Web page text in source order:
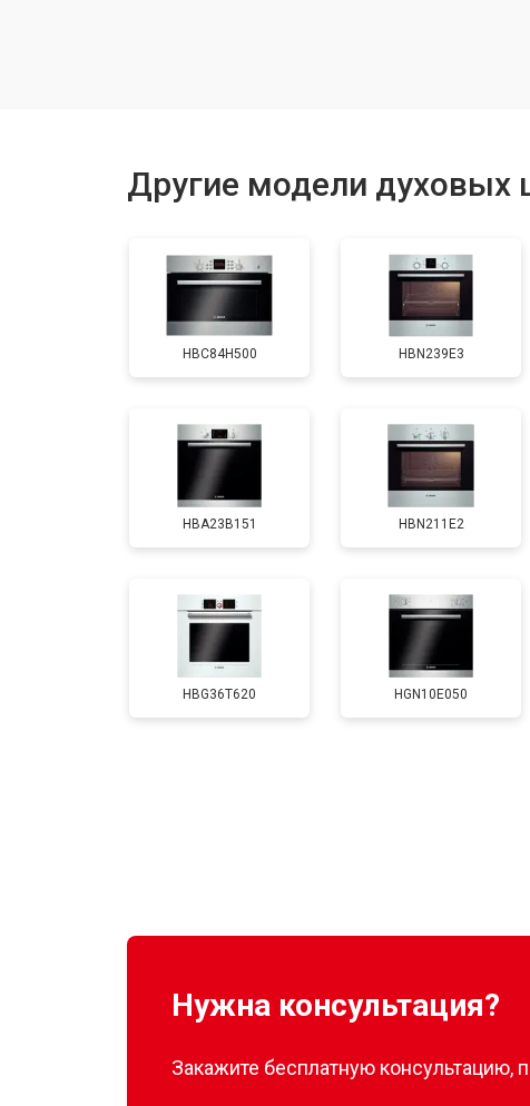
Замена панели управления
Другие модели духовых
HBC84H500 HBN239E3
HBA23B151 HBN211E2
HBG36T620 HGN10E050
Нужна консультация?
Закажите бесплатную консультацию,